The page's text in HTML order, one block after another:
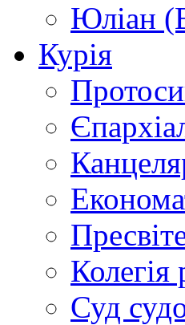
Юліан
Курія
Колегія
Суд